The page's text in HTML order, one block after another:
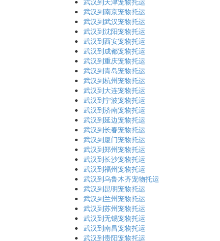
武汉到南京宠物托运
武汉到武汉宠物托运
武汉到沈阳宠物托运
武汉到西安宠物托运
武汉到成都宠物托运
武汉到重庆宠物托运
武汉到青岛宠物托运
武汉到杭州宠物托运
武汉到大连宠物托运
武汉到宁波宠物托运
武汉到济南宠物托运
武汉到延边宠物托运
武汉到长春宠物托运
武汉到厦门宠物托运
武汉到郑州宠物托运
武汉到长沙宠物托运
武汉到福州宠物托运
武汉到乌鲁木齐宠物托运
武汉到昆明宠物托运
武汉到兰州宠物托运
武汉到苏州宠物托运
武汉到无锡宠物托运
武汉到南昌宠物托运
武汉到贵阳宠物托运